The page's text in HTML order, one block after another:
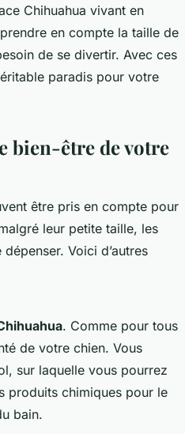
Chihuahua vivant en
en compte la taille de
de se divertir. Avec ces
paradis pour votre
bien-être de votre
être pris en compte pour
leur petite taille, les
Voici d’autres
. Comme pour tous
de votre chien. Vous
sur laquelle vous pourrez
produits chimiques pour le
bain.